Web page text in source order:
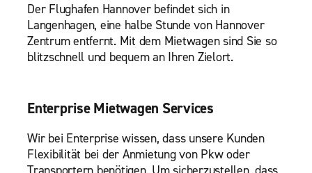
Der Flughafen Hannover befindet sich in
Langenhagen, eine halbe Stunde von Hannover
Zentrum entfernt. Mit dem Mietwagen sind Sie so
blitzschnell und bequem an Ihren Zielort.
Enterprise Mietwagen Services
Wir bei Enterprise wissen, dass unsere Kunden
Flexibilität bei der Anmietung von Pkw oder